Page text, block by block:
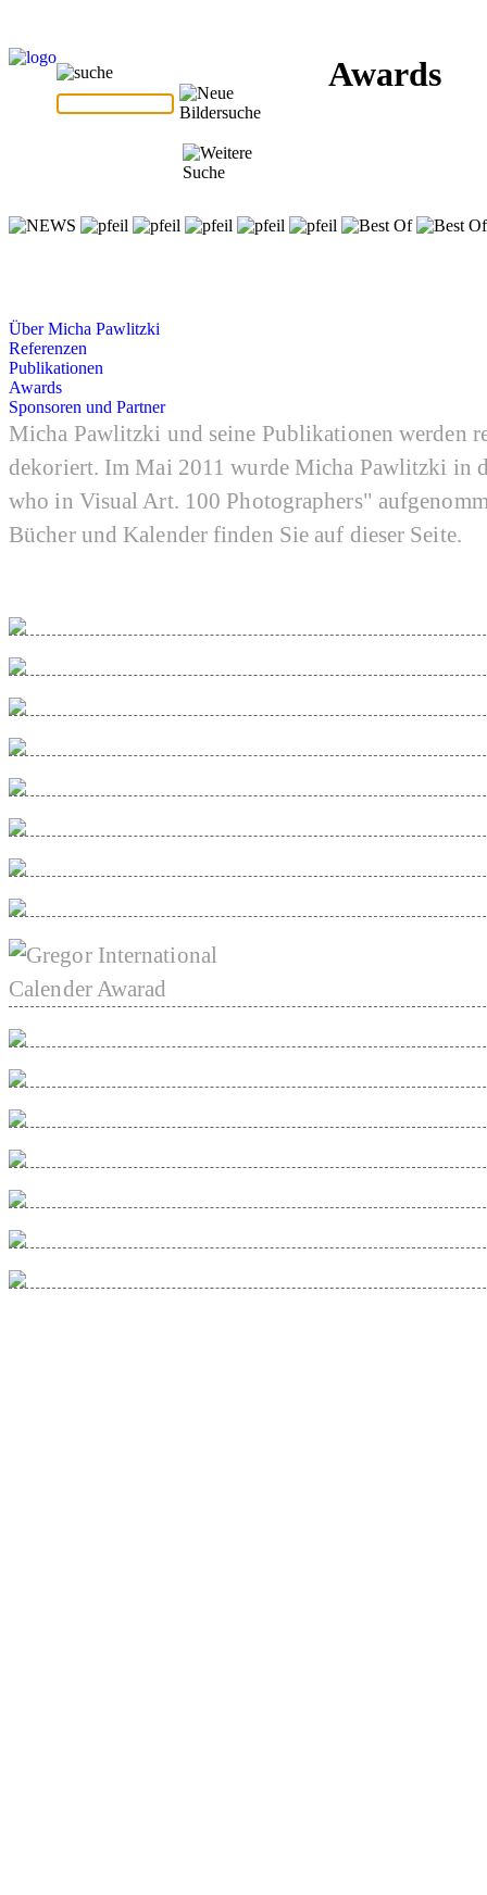
Awards
Über Micha Pawlitzki
Referenzen
Publikationen
Awards
Sponsoren und Partner
Micha Pawlitzki und seine Publikationen werden
dekoriert. Im Mai 2011 wurde Micha Pawlitzki in
who in Visual Art. 100 Photographers"
Bücher und Kalender finden Sie auf dieser Seite.